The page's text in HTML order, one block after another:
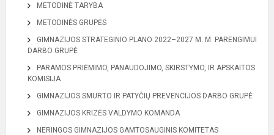
METODINĖ TARYBA
METODINĖS GRUPĖS
GIMNAZIJOS STRATEGINIO PLANO 2022–2027 M. M. PARENGIMUI
DARBO GRUPĖ
PARAMOS PRIĖMIMO, PANAUDOJIMO, SKIRSTYMO, IR APSKAITOS
KOMISIJA
GIMNAZIJOS SMURTO IR PATYČIŲ PREVENCIJOS DARBO GRUPĖ
GIMNAZIJOS KRIZĖS VALDYMO KOMANDA
NERINGOS GIMNAZIJOS GAMTOSAUGINIS KOMITETAS